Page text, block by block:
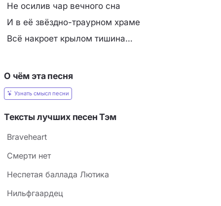
Не осилив чар вечного сна
И в её звёздно-траурном храме
Всё накроет крылом тишина…
О чём эта песня
Узнать смысл песни
Тексты лучших песен Тэм
Braveheart
Cмерти нет
Hеспетая баллада Лютика
Hильфгаардец